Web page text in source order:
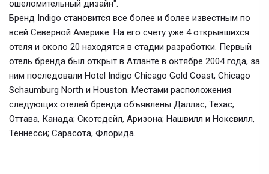
ошеломительный дизайн".
Бренд Indigo становится все более и более известным по
всей Северной Америке. На его счету уже 4 открывшихся
отеля и около 20 находятся в стадии разработки. Первый
отель бренда был открыт в Атланте в октябре 2004 года, за
ним последовали Hotel Indigo Chicago Gold Coast, Chicago
Schaumburg North и Houston. Местами расположения
следующих отелей бренда объявлены Даллас, Техас;
Оттава, Канада; Скотсдейл, Аризона; Нашвилл и Ноксвилл,
Теннесси; Сарасота, Флорида.